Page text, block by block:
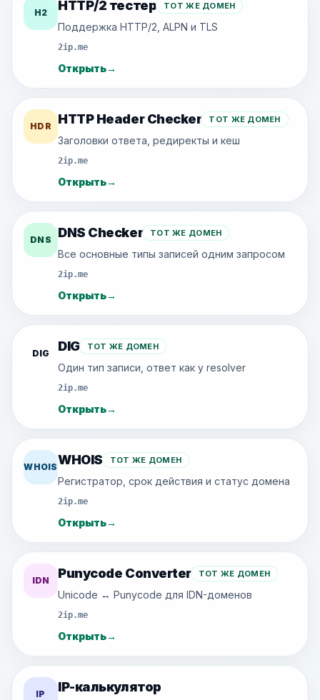
H2 HTTP/2 тестер ТОТ ЖЕ ДОМЕН
Поддержка HTTP/2, ALPN и TLS
2ip.me
Открыть→
HDR HTTP Header Checker ТОТ ЖЕ ДОМЕН
Заголовки ответа, редиректы и кеш
2ip.me
Открыть→
DNS DNS Checker ТОТ ЖЕ ДОМЕН
Все основные типы записей одним запросом
2ip.me
Открыть→
DIG DIG ТОТ ЖЕ ДОМЕН
Один тип записи, ответ как у resolver
2ip.me
Открыть→
WHOISWHOIS ТОТ ЖЕ ДОМЕН
Регистратор, срок действия и статус домена
2ip.me
Открыть→
IDN Punycode Converter ТОТ ЖЕ ДОМЕН
Unicode ↔ Punycode для IDN-доменов
2ip.me
Открыть→
IP IP-калькулятор